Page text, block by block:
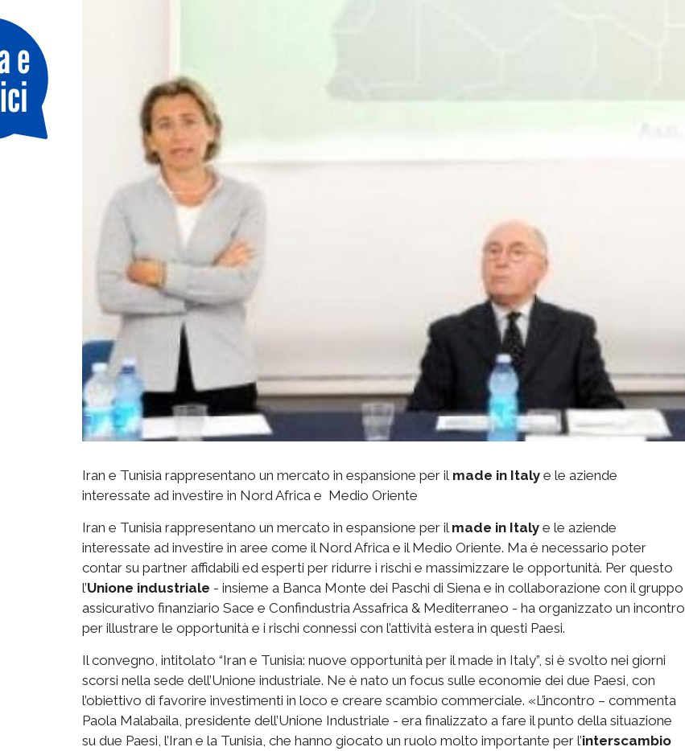
Iran e Tunisia rappresentano un mercato in espansione per il made in Italy e le aziende
interessate ad investire in Nord Africa e Medio Oriente
Iran e Tunisia rappresentano un mercato in espansione per il made in Italy e le aziende
interessate ad investire in aree come il Nord Africa e il Medio Oriente. Ma è necessario poter
contar su partner affidabili ed esperti per ridurre i rischi e massimizzare le opportunità. Per questo
l’Unione industriale - insieme a Banca Monte dei Paschi di Siena e in collaborazione con il gruppo
assicurativo finanziario Sace e Confindustria Assafrica & Mediterraneo - ha organizzato un incontro
per illustrare le opportunità e i rischi connessi con l’attività estera in questi Paesi.
Il convegno, intitolato “Iran e Tunisia: nuove opportunità per il made in Italy”, si è svolto nei giorni
scorsi nella sede dell’Unione industriale. Ne è nato un focus sulle economie dei due Paesi, con
l’obiettivo di favorire investimenti in loco e creare scambio commerciale. «L’incontro – commenta
Paola Malabaila, presidente dell’Unione Industriale - era finalizzato a fare il punto della situazione
su due Paesi, l’Iran e la Tunisia, che hanno giocato un ruolo molto importante per l’interscambio